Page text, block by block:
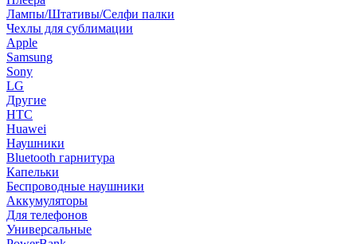
Лампы/Штативы/Селфи палки
Чехлы для сублимации
Apple
Samsung
Sony
LG
Другие
HTC
Huawei
Наушники
Bluetooth гарнитура
Капельки
Беспроводные наушники
Аккумуляторы
Для телефонов
Универсальные